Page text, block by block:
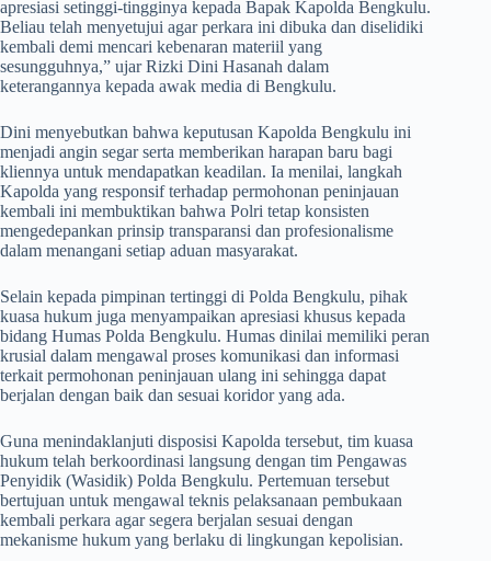
apresiasi setinggi-tingginya kepada Bapak Kapolda Bengkulu.
Beliau telah menyetujui agar perkara ini dibuka dan diselidiki
kembali demi mencari kebenaran materiil yang
sesungguhnya,” ujar Rizki Dini Hasanah dalam
keterangannya kepada awak media di Bengkulu.
​Dini menyebutkan bahwa keputusan Kapolda Bengkulu ini
menjadi angin segar serta memberikan harapan baru bagi
kliennya untuk mendapatkan keadilan. Ia menilai, langkah
Kapolda yang responsif terhadap permohonan peninjauan
kembali ini membuktikan bahwa Polri tetap konsisten
mengedepankan prinsip transparansi dan profesionalisme
dalam menangani setiap aduan masyarakat.
​Selain kepada pimpinan tertinggi di Polda Bengkulu, pihak
kuasa hukum juga menyampaikan apresiasi khusus kepada
bidang Humas Polda Bengkulu. Humas dinilai memiliki peran
krusial dalam mengawal proses komunikasi dan informasi
terkait permohonan peninjauan ulang ini sehingga dapat
berjalan dengan baik dan sesuai koridor yang ada.
​Guna menindaklanjuti disposisi Kapolda tersebut, tim kuasa
hukum telah berkoordinasi langsung dengan tim Pengawas
Penyidik (Wasidik) Polda Bengkulu. Pertemuan tersebut
bertujuan untuk mengawal teknis pelaksanaan pembukaan
kembali perkara agar segera berjalan sesuai dengan
mekanisme hukum yang berlaku di lingkungan kepolisian.